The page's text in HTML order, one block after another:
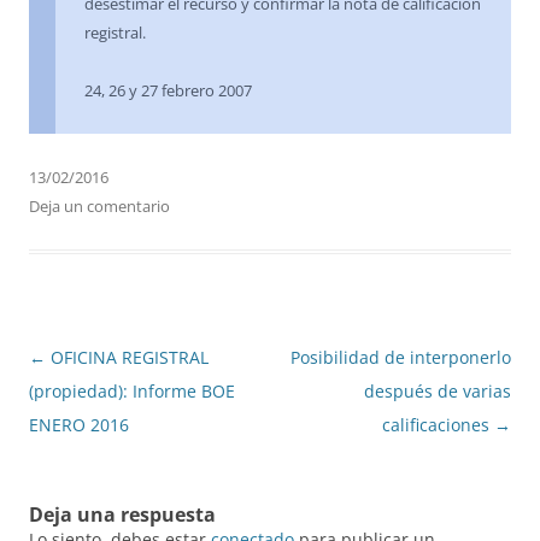
registral.
24, 26 y 27 febrero 2007
13/02/2016
Deja un comentario
Navegación
de
entradas
← OFICINA REGISTRAL
(propiedad): Informe BOE
ENERO 2016
Posibilidad de interponerlo
después de varias
calificaciones →
Deja una respuesta